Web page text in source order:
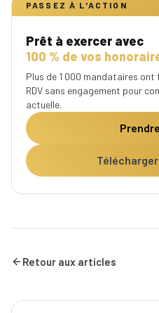
PASSEZ À L'ACTION
Prêt à exercer avec
100 % de vos
Plus de 1 000 mandataires
RDV sans engagement pour
actuelle.
Retour aux articles